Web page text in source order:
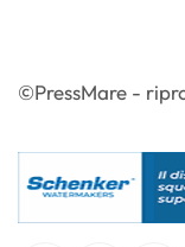
©PressMare -